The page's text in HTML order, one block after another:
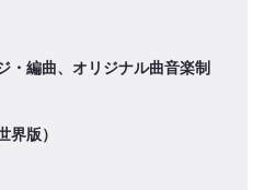
・編曲、オリジナル曲音楽制
界版）